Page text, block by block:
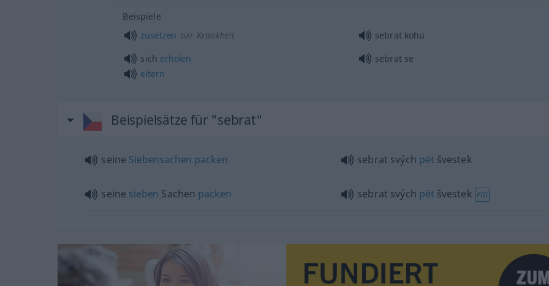
Beispiele
zusetzen DAT Krankheit
sebrat kohu
sich erholen
eitern
sebrat se
Beispielsätze für "sebrat"
seine Siebensachen packen sebrat svých pĕt švestek
seine sieben Sachen packen sebrat svých pĕt švestek FIG